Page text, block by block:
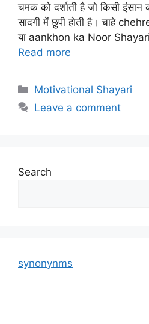
चमक को दर्शाती है जो किसी
सादगी में छुपी होती है। चाहे
या aankhon ka Noor
Read more
Categories
Motivational Shayari
Leave a comment
Search
synonynms